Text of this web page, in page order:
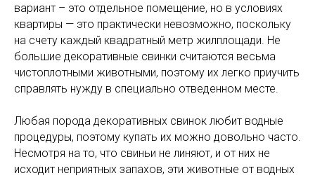
вариант – это отдельное помещение, но в условиях
квартиры — это практически невозможно, поскольку
на счету каждый квадратный метр жилплощади. Не
большие декоративные свинки считаются весьма
чистоплотными животными, поэтому их легко приучить
справлять нужду в специально отведенном месте.
Любая порода декоративных свинок любит водные
процедуры, поэтому купать их можно довольно часто.
Несмотря на то, что свиньи не линяют, и от них не
исходит неприятных запахов, эти животные от водных